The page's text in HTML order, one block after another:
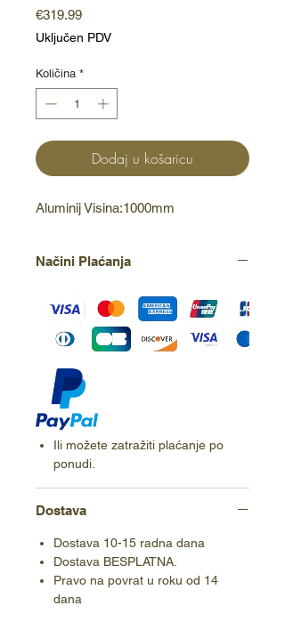
€319.99Cijena
Uključen PDV
Količina *
Dodaj u košaricu
Aluminij Visina:1000mm
Načini Plaćanja
Ili možete zatražiti plaćanje po
ponudi.
Dostava
Dostava 10-15 radna dana
Dostava BESPLATNA.
Pravo na povrat u roku od 14
dana